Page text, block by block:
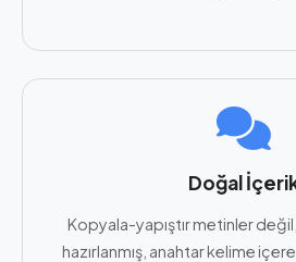
Doğal
Kopyala-yapıştır metinler
hazırlanmış, anahtar kelime